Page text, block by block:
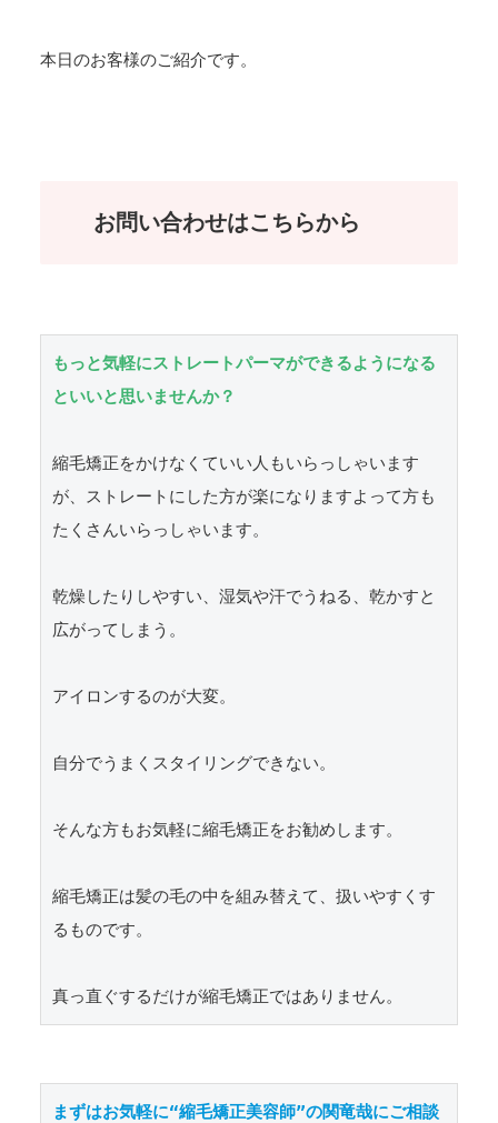
本日のお客様のご紹介です。
お問い合わせはこちらから
もっと気軽にストレートパーマができるようになる
といいと思いませんか？
縮毛矯正をかけなくていい人もいらっしゃいます
が、ストレートにした方が楽になりますよって方も
たくさんいらっしゃいます。
乾燥したりしやすい、湿気や汗でうねる、乾かすと
広がってしまう。
アイロンするのが大変。
自分でうまくスタイリングできない。
そんな方もお気軽に縮毛矯正をお勧めします。
縮毛矯正は髪の毛の中を組み替えて、扱いやすくす
るものです。
真っ直ぐするだけが縮毛矯正ではありません。
まずはお気軽に“縮毛矯正美容師”の関竜哉にご相談